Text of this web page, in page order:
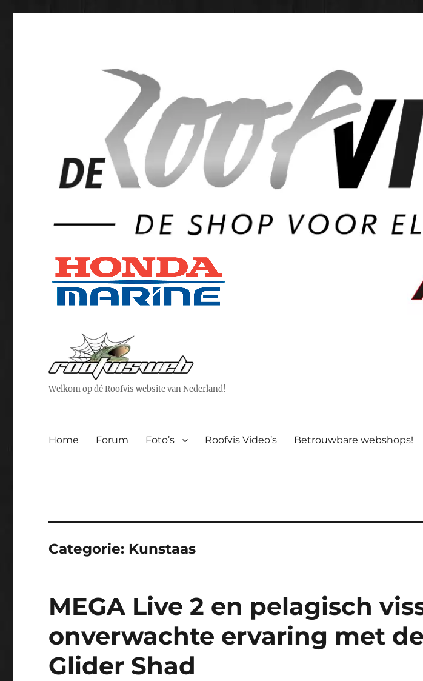
Welkom op dé Roofvis website van Nederland!
Home Forum Foto’s Roofvis Video’s Betrouwbare webshops!
Categorie: Kunstaas
MEGA Live 2 en pelagisch
onverwachte ervaring met
Glider Shad